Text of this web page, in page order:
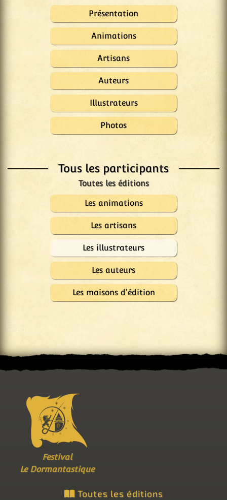
Présentation
Animations
Artisans
Auteurs
Illustrateurs
Photos
Tous les participants
Les animations
Les artisans
Les illustrateurs
Les auteurs
Les maisons d'édition
Festival
Le Dormantastique
Toutes les éditions